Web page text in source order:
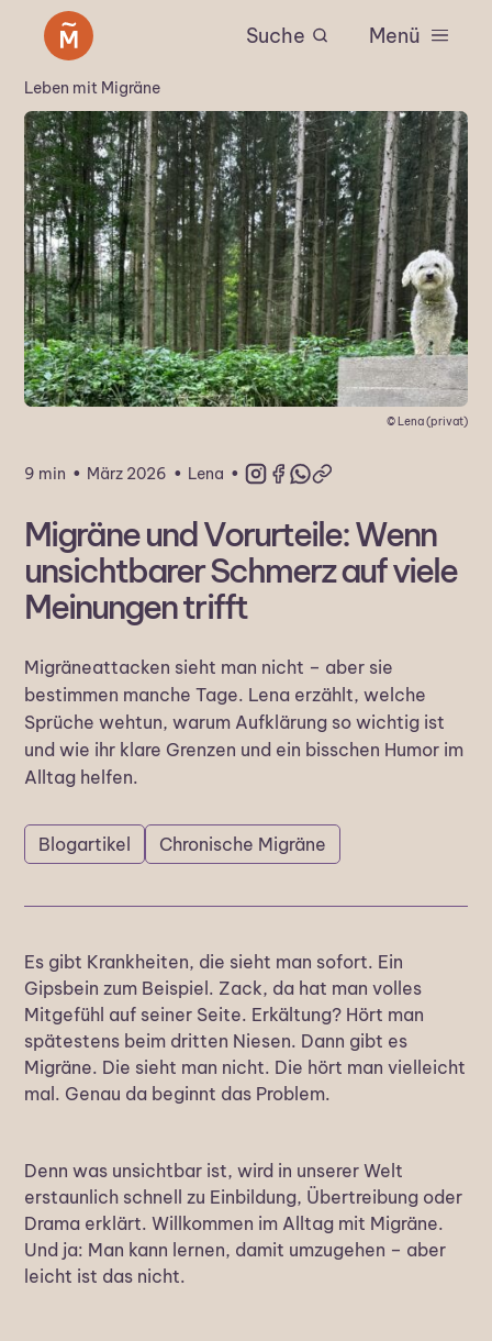
Suche Menü
Leben mit Migräne
© Lena (privat)
Migräne und Vorurteile: Wenn
unsichtbarer Schmerz auf viele
Meinungen trifft
9 min · März 2026 · Lena ·
Migräneattacken sieht man nicht – aber sie
bestimmen manche Tage. Lena erzählt, welche
Sprüche wehtun, warum Aufklärung so wichtig ist
und wie ihr klare Grenzen und ein bisschen Humor im
Alltag helfen.
Blogartikel Chronische Migräne
Es gibt Krankheiten, die sieht man sofort. Ein
Gipsbein zum Beispiel. Zack, da hat man volles
Mitgefühl auf seiner Seite. Erkältung? Hört man
spätestens beim dritten Niesen. Dann gibt es
Migräne. Die sieht man nicht. Die hört man vielleicht
mal. Genau da beginnt das Problem.
Denn was unsichtbar ist, wird in unserer Welt
erstaunlich schnell zu Einbildung, Übertreibung oder
Drama erklärt. Willkommen im Alltag mit Migräne.
Und ja: Man kann lernen, damit umzugehen – aber
leicht ist das nicht.